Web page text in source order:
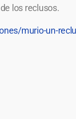
los reclusos.
murio-un-